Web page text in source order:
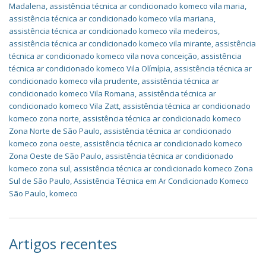
Madalena, assistência técnica ar condicionado komeco vila maria,
assistência técnica ar condicionado komeco vila mariana,
assistência técnica ar condicionado komeco vila medeiros,
assistência técnica ar condicionado komeco vila mirante, assistência
técnica ar condicionado komeco vila nova conceição, assistência
técnica ar condicionado komeco Vila Olímípia, assistência técnica ar
condicionado komeco vila prudente, assistência técnica ar
condicionado komeco Vila Romana, assistência técnica ar
condicionado komeco Vila Zatt, assistência técnica ar condicionado
komeco zona norte, assistência técnica ar condicionado komeco
Zona Norte de São Paulo, assistência técnica ar condicionado
komeco zona oeste, assistência técnica ar condicionado komeco
Zona Oeste de São Paulo, assistência técnica ar condicionado
komeco zona sul, assistência técnica ar condicionado komeco Zona
Sul de São Paulo,Assistência Técnica em Ar Condicionado Komeco
São Paulo,komeco
Artigos recentes